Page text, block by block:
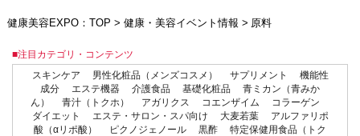
健康美容EXPO：TOP > 健康・美容イベント情報 > 原料
■注目カテゴリ・コンテンツ
スキンケア
男性化粧品（メンズコスメ） サプリメント
機能性
成分
エステ機器 介護食品 基礎化粧品
青ミカン（青みか
ん）
青汁（トクホ） アガリクス コエンザイム
コラーゲン
ダイエット
エステ・サロン・スパ向け 大麦若葉
アルファリポ
酸（αリポ酸）
ピクノジェノール 黒酢
特定保健用食品（トク